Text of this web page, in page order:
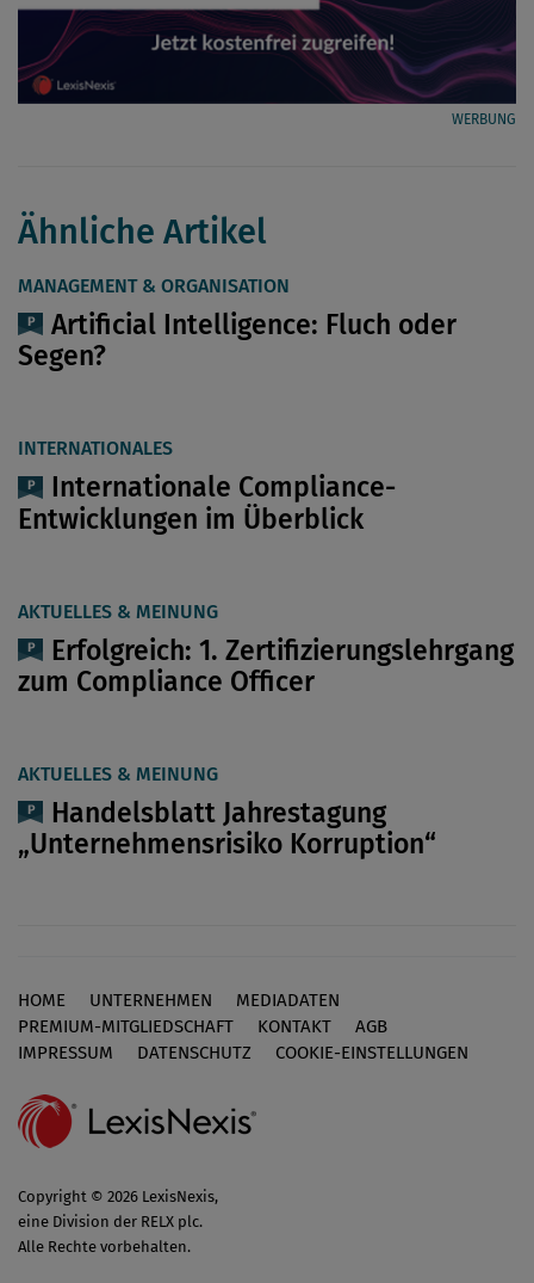
WERBUNG
Ähnliche Artikel
MANAGEMENT & ORGANISATION
Artificial Intelligence: Fluch oder
Segen?
INTERNATIONALES
Internationale Compliance-
Entwicklungen im Überblick
AKTUELLES & MEINUNG
Erfolgreich: 1. Zertifizierungslehrgang
zum Compliance Officer
AKTUELLES & MEINUNG
Handelsblatt Jahrestagung
„Unternehmensrisiko Korruption“
Footer
HOME UNTERNEHMEN
MEDIADATEN
PREMIUM-MITGLIEDSCHAFT
KONTAKT
AGB
IMPRESSUM
DATENSCHUTZ COOKIE-EINSTELLUNGEN
Copyright © 2026 LexisNexis,
eine Division der RELX plc.
Alle Rechte vorbehalten.